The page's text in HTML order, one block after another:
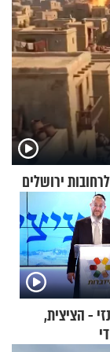
ירושלים
- הציצית,